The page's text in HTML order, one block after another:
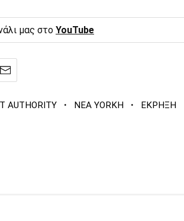
μας στο YouTube
AUTHORITY · NEA YORKH · ΕΚΡΗΞΗ